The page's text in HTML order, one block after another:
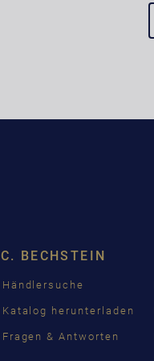
C. BECHSTEIN
Händlersuche
Katalog herunterladen
Fragen & Antworten